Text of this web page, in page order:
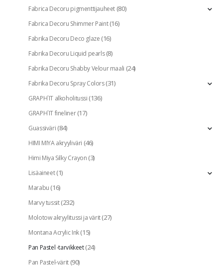
Fabrica Decoru pigmenttijauheet(80)
Fabrica Decoru Shimmer Paint(16)
Fabrika Decoru Deco glaze(16)
Fabrika Decoru Liquid pearls(8)
Fabrika Decoru Shabby Velour maali (24)
Fabrika Decoru Spray Colors(31)
GRAPH`IT alkoholitussi(136)
GRAPH`IT fineliner(17)
Guassiväri(84)
HIMI MIYA akryyliväri (46)
Himi Miya Silky Crayon(3)
Lisäaineet(1)
Marabu (16)
Marvy tussit(232)
Molotow akryylitussi ja värit(27)
Montana Acrylic Ink(15)
Pan Pastel -tarvikkeet(24)
Pan Pastel-värit(90)